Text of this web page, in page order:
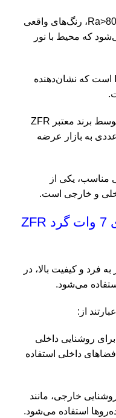
این چراغ توکار با شاخص نمود رنگ Ra>80، رنگ‌های واقعی
که محیط با نور
همچنین دارای درجه محافظت IP20 است که نشان‌دهنده
پنل دور شیشه ای 7 وات زد اف ار توسط برند معتبر ZFR
تولید شده است و در بسته‌بندی 50 عددی به بازار عرضه
مناسب، یکی از
و خارجی است.
کاربرد پنل توکار شیشه ای 7 وات گرد ZFR
فرد و کیفیت بالا، در
می‌شود.
از:
برای روشنایی داخلی
فضاهای داخلی استفاده
خارجی، مانند
استفاده می‌شود.